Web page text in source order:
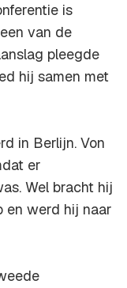
is
van de
pleegde
hij samen met
in Berlijn. Von
er
Wel bracht hij
en werd hij naar